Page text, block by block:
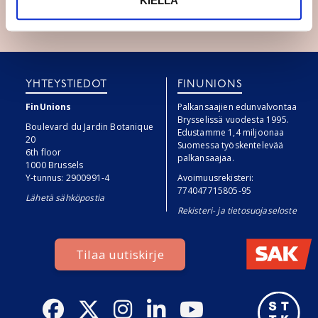
YHTEYSTIEDOT
FinUnions
Boulevard du Jardin Botanique
20
6th floor
1000 Brussels
Y-tunnus: 2900991-4
Lähetä sähköpostia
FINUNIONS
Palkansaajien edunvalvontaa
Brysselissä vuodesta 1995.
Edustamme 1,4 miljoonaa
Suomessa työskentelevää
palkansaajaa.
Avoimuusrekisteri:
774047715805-95
Rekisteri- ja tietosuojaseloste
Tilaa uutiskirje